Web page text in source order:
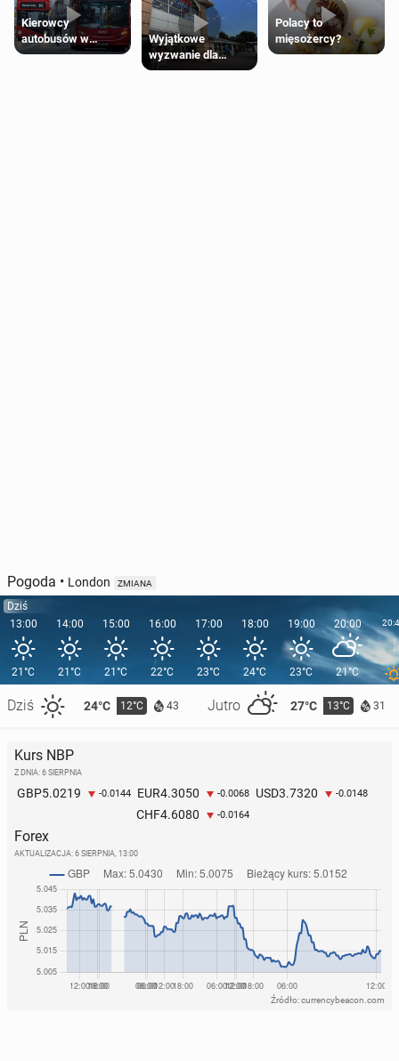
Kierowcy
autobusów w
Londynie
Wyjątkowe
wyzwanie dla
posiadaczy kart
Polacy to
mięsożercy?
Pogoda • London ZMIANA
Dziś
13:00
21°C
Dziś 24°C 12°C 43 Jutro 27°C 13°C 31
14:00
21°C
15:00
21°C
16:00
22°C
17:00
23°C
18:00
24°C
19:00
23°C
20:00
21°C
Kurs NBP
Z DNIA: 6 SIERPNIA
GBP5.0219 -0.0144 EUR4.3050 -0.0068 USD3.7320 -0.0148
CHF4.6080 -0.0164
Forex
AKTUALIZACJA: 6 SIERPNIA, 13:00
Źródło: currencybeacon.com